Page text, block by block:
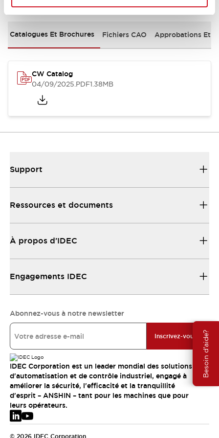
Besoin d'aide?
Catalogues Et Brochures Fichiers CAO Approbations Et
CW Catalog
04/09/2025.PDF1.38MB
Support
Ressources et documents
À propos d’IDEC
Engagements IDEC
Abonnez-vous à notre newsletter
Inscrivez-vous
IDEC Corporation est un leader mondial des solutions
d'automatisation et de contrôle industriel, engagé à
améliorer la sécurité, l'efficacité et la tranquillité
d'esprit – ANSHIN – tant pour les machines que pour
leurs opérateurs.